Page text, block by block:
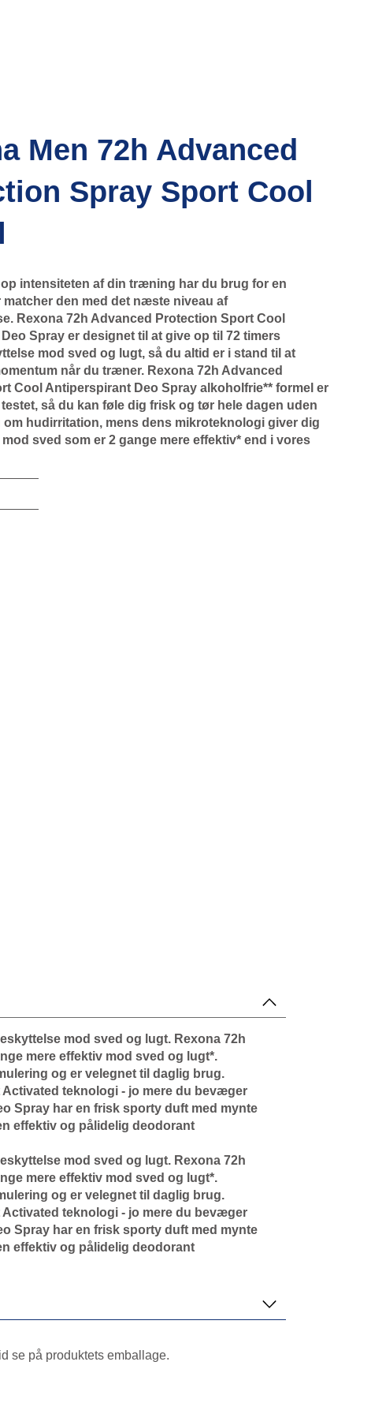
Men 72h Advanced
Spray Sport Cool
intensiteten af din træning har du brug for en
matcher den med det næste niveau af
Rexona 72h Advanced Protection Sport Cool
Spray er designet til at give op til 72 timers
mod sved og lugt, så du altid er i stand til at
når du træner. Rexona 72h Advanced
Cool Antiperspirant Deo Spray alkoholfrie** formel er
så du kan føle dig frisk og tør hele dagen uden
om hudirritation, mens dens mikroteknologi giver dig
sved som er 2 gange mere effektiv* end i vores
mod sved og lugt. Rexona 72h
mere effektiv mod sved og lugt*.
og er velegnet til daglig brug.
teknologi - jo mere du bevæger
Spray har en frisk sporty duft med mynte
effektiv og pålidelig deodorant
mod sved og lugt. Rexona 72h
mere effektiv mod sved og lugt*.
og er velegnet til daglig brug.
teknologi - jo mere du bevæger
Spray har en frisk sporty duft med mynte
effektiv og pålidelig deodorant
se på produktets emballage.